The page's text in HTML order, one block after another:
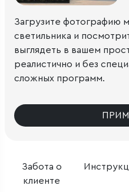
Забота о
клиенте
Загрузите фотографию
светильника и
выглядеть в вашем
реалистично и без
сложных программ.